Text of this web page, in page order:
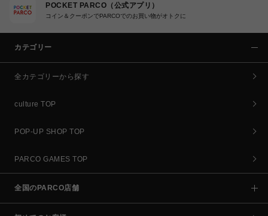
POCKET PARCO（公式アプリ）
コイン＆クーポンでPARCOでのお買い物がオトクに
カテゴリー
全カテゴリーから探す
culture TOP
POP-UP SHOP TOP
PARCO GAMES TOP
全国のPARCO店舗